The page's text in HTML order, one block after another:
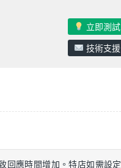
立即測試
技術支援
回應時間增加。特店如需設定